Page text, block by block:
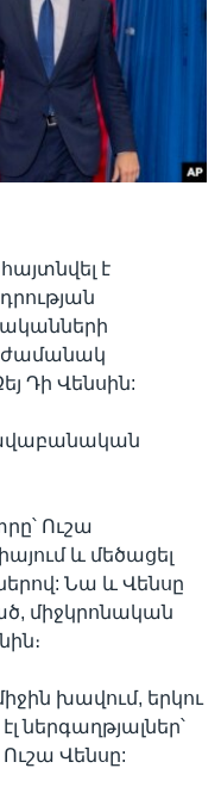
է
ժամանակ
Դի Վենսին:
Ուշա
և մեծացել
Նա և Վենսը
միջկրոնական
խավում, երկու
ներգաղթյալներ՝
Վենսը: